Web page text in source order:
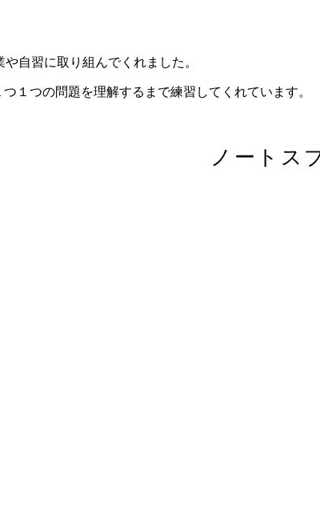
自習に取り組んでくれました。
１つの問題を理解するまで練習してくれています。
ノートス